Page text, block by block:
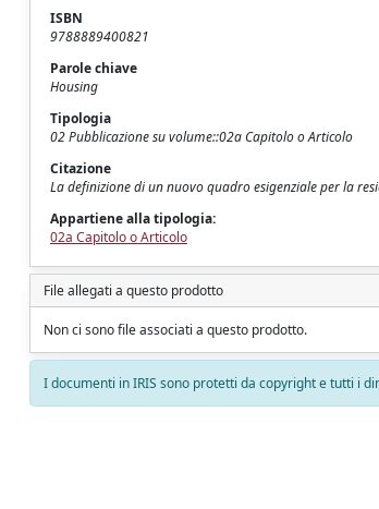
ISBN
9788889400821
Parole chiave
Housing
Tipologia
02 Pubblicazione su volume::02a Capitolo o Articolo
Citazione
La definizione di un nuovo quadro esigenziale per la
Appartiene alla tipologia:
02a Capitolo o Articolo
File allegati a questo prodotto
Non ci sono file associati a questo prodotto.
I documenti in IRIS sono protetti da copyright e tutti i